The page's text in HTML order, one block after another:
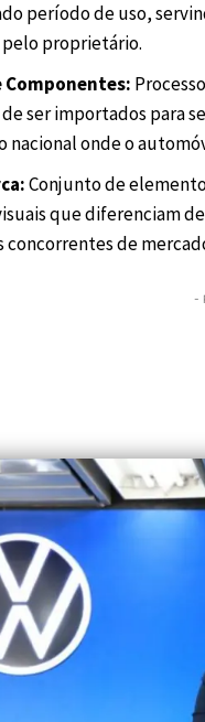
período de uso,
proprietário.
Componentes:
ser importados para
onde o
Conjunto de
que diferenciam
concorrentes de
-